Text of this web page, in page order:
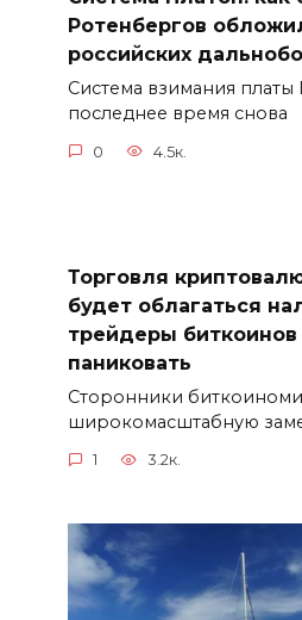
Ротенбергов
российских
Система взимания платы
последнее время снова
0 4.5к.
Торговля
будет облагаться
трейдеры
паниковать
Сторонники
широкомасштабную
1 3.2к.